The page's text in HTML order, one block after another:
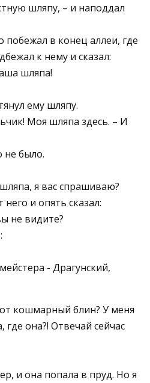
шляпу, – и наподдал
побежал в конец аллеи, где
к нему и сказал:
шляпа!
ему шляпу.
Моя шляпа здесь. – И
не было.
я вас спрашиваю?
и опять сказал:
не видите?
кошмарный блин? У меня
она?! Отвечай сейчас
и она попала в пруд. Но я